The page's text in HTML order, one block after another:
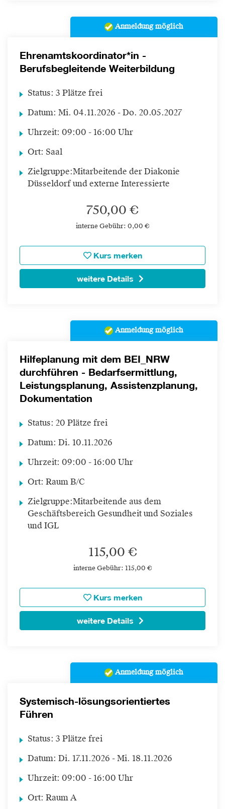
Anmeldung möglich
Ehrenamtskoordinator*in -
Berufsbegleitende Weiterbildung
Status: 3 Plätze frei
Datum: Mi. 04.11.2026 - Do. 20.05.2027
Uhrzeit: 09:00 - 16:00 Uhr
Ort: Saal
Zielgruppe:Mitarbeitende der Diakonie
Düsseldorf und externe Interessierte
750,00 €
interne Gebühr: 0,00 €
Kurs merken
weitere Details
Anmeldung möglich
Hilfeplanung mit dem BEI_NRW
durchführen - Bedarfsermittlung,
Leistungsplanung, Assistenzplanung,
Dokumentation
Status: 20 Plätze frei
Datum: Di. 10.11.2026
Uhrzeit: 09:00 - 16:00 Uhr
Ort: Raum B/C
Zielgruppe:Mitarbeitende aus dem
Geschäftsbereich Gesundheit und Soziales
und IGL
115,00 €
interne Gebühr: 115,00 €
Kurs merken
weitere Details
Anmeldung möglich
Systemisch-lösungsorientiertes
Führen
Status: 3 Plätze frei
Datum: Di. 17.11.2026 - Mi. 18.11.2026
Uhrzeit: 09:00 - 16:00 Uhr
Ort: Raum A